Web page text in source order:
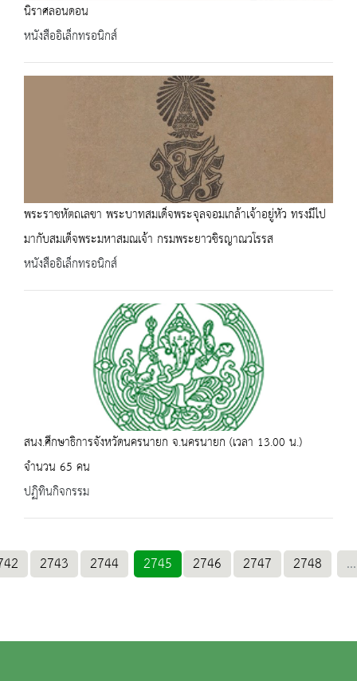
นิราศลอนดอน
หนังสืออิเล็กทรอนิกส์
พระราชหัตถเลขา พระบาทสมเด็จพระจุลจอมเกล้าเจ้าอยู่หัว ทรงมีไป
มากับสมเด็จพระมหาสมณเจ้า กรมพระยาวชิรญาณวโรรส
หนังสืออิเล็กทรอนิกส์
สนง.ศึกษาธิการจังหวัดนครนายก จ.นครนายก (เวลา 13.00 น.)
จำนวน 65 คน
ปฏิทินกิจกรรม
2743 2744 2745 2746 2747 2748 ...